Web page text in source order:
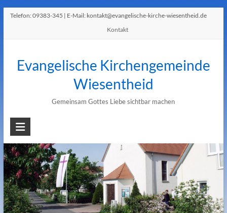
Telefon:09383-345 | E-Mail: kontakt@evangelische-kirche-wiesentheid.de
Kontakt
Evangelische Kirchengemeinde
Wiesentheid
Gemeinsam Gottes Liebe sichtbar machen